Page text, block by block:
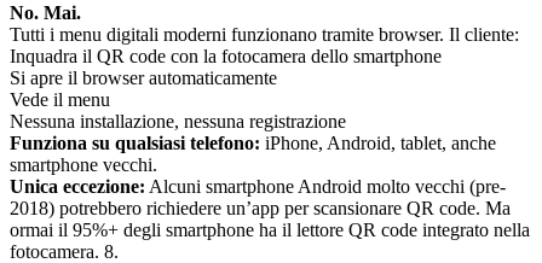
No. Mai.
Tutti i menu digitali moderni funzionano tramite browser. Il cliente:
Inquadra il QR code con la fotocamera dello smartphone
Si apre il browser automaticamente
Vede il menu
Nessuna installazione, nessuna registrazione
Funziona su qualsiasi telefono: iPhone, Android, tablet, anche
smartphone vecchi.
Unica eccezione: Alcuni smartphone Android molto vecchi (pre-
2018) potrebbero richiedere un’app per scansionare QR code. Ma
ormai il 95%+ degli smartphone ha il lettore QR code integrato nella
fotocamera. 8.